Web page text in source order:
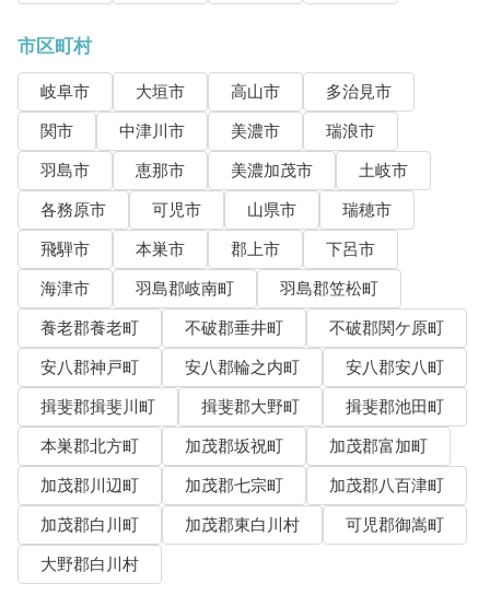
市区町村
岐阜市 大垣市 高山市
多治見市
関市
中津川市 美濃市
瑞浪市
羽島市
恵那市 美濃加茂市
土岐市
各務原市
可児市 山県市
瑞穂市
飛騨市
本巣市 郡上市
下呂市
海津市
羽島郡岐南町
羽島郡笠松町
養老郡養老町
不破郡垂井町
不破郡関ケ原町
安八郡神戸町
安八郡輪之内町
安八郡安八町
揖斐郡揖斐川町
揖斐郡大野町
揖斐郡池田町
本巣郡北方町
加茂郡坂祝町
加茂郡富加町
加茂郡川辺町
加茂郡七宗町
加茂郡八百津町
加茂郡白川町
加茂郡東白川村
可児郡御嵩町
大野郡白川村